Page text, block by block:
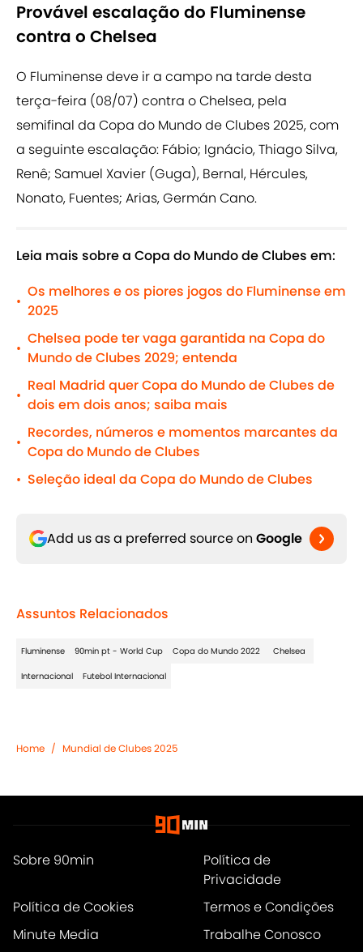
Provável escalação do Fluminense
contra o Chelsea
O Fluminense deve ir a campo na tarde desta
terça-feira (08/07) contra o Chelsea, pela
semifinal da Copa do Mundo de Clubes 2025, com
a seguinte escalação: Fábio; Ignácio, Thiago Silva,
Renê; Samuel Xavier (Guga), Bernal, Hércules,
Nonato, Fuentes; Arias, Germán Cano.
Leia mais sobre a Copa do Mundo de Clubes em:
•
Os melhores e os piores jogos do Fluminense em
2025
•
Chelsea pode ter vaga garantida na Copa do
Mundo de Clubes 2029; entenda
•
Real Madrid quer Copa do Mundo de Clubes de
dois em dois anos; saiba mais
•
Recordes, números e momentos marcantes da
Copa do Mundo de Clubes
• Seleção ideal da Copa do Mundo de Clubes
Add us as a preferred source on Google
Assuntos Relacionados
Fluminense 90min pt - World Cup Copa do Mundo 2022 Chelsea
Internacional Futebol Internacional
Home / Mundial de Clubes 2025
Sobre 90min
Política de
Privacidade
Política de Cookies
Termos e Condições
Minute Media
Trabalhe Conosco